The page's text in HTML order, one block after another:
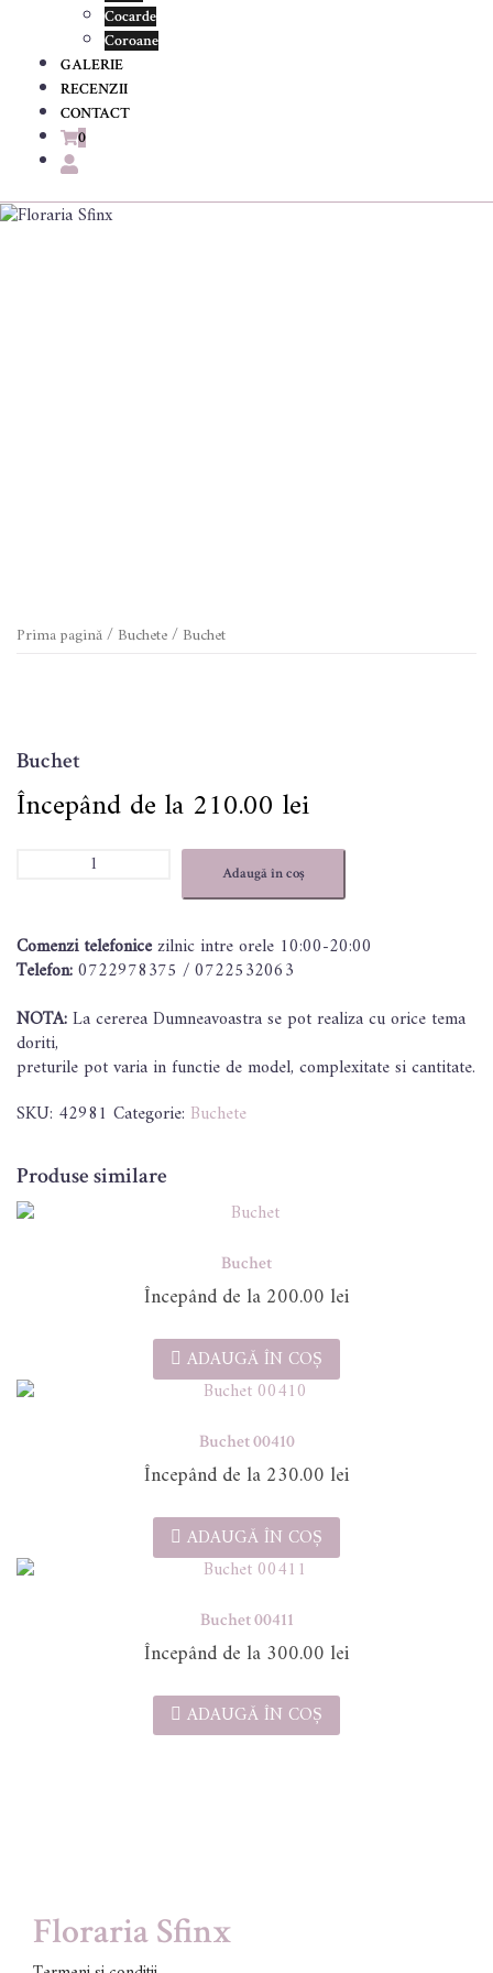
Cocarde
Coroane
GALERIE
RECENZII
CONTACT
0
Prima pagină/Buchete/ Buchet
Buchet
210.00 lei
Adaugă în coș
Comenzi telefonicezilnic intre orele 10:00-20:00
Telefon:0722978375 / 0722532063
NOTA:La cererea Dumneavoastra se pot realiza cu orice tema
doriti,
preturile pot varia in functie de model, complexitate si cantitate.
SKU: 42981 Categorie: Buchete
Produse similare
Buchet
200.00 lei
ADAUGĂ ÎN COȘ
Buchet 00410
230.00 lei
ADAUGĂ ÎN COȘ
Buchet 00411
300.00 lei
ADAUGĂ ÎN COȘ
Floraria Sfinx